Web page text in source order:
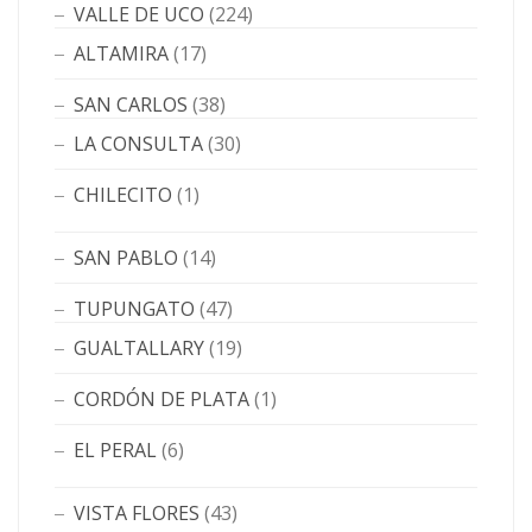
VALLE DE UCO (224)
ALTAMIRA(17)
SAN CARLOS (38)
LA CONSULTA(30)
CHILECITO (1)
SAN PABLO (14)
TUPUNGATO (47)
GUALTALLARY(19)
CORDÓN DE PLATA(1)
EL PERAL(6)
VISTA FLORES (43)